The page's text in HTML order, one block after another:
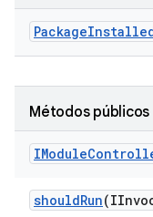
Package
Métodos públicos
IModule
shouldRun